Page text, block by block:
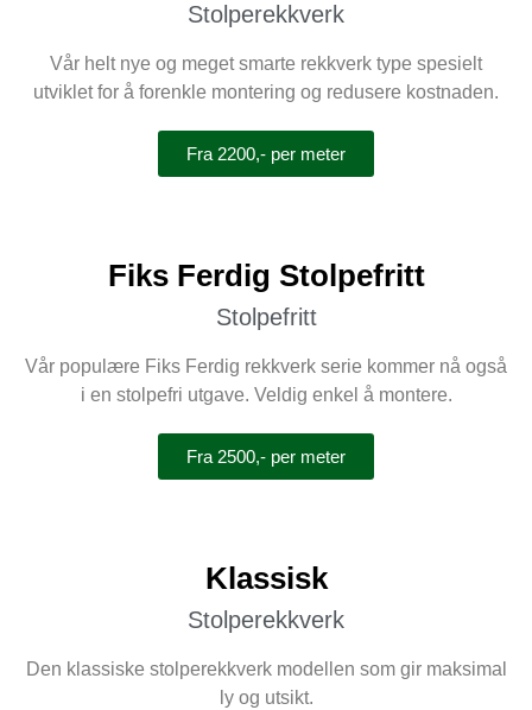
Stolperekkverk
Vår helt nye og meget smarte rekkverk type spesielt
utviklet for å forenkle montering og redusere kostnaden.
Fra 2200,- per meter
Fiks Ferdig Stolpefritt
Stolpefritt
Vår populære Fiks Ferdig rekkverk serie kommer nå også
i en stolpefri utgave. Veldig enkel å montere.
Fra 2500,- per meter
Klassisk
Stolperekkverk
Den klassiske stolperekkverk modellen som gir maksimal
ly og utsikt.